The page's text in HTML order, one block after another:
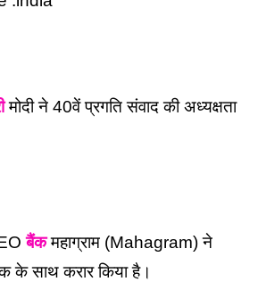
मोदी ने 40वें प्रगति संवाद की अध्यक्षता
बैंक महाग्राम (Mahagram) ने
के साथ करार किया है।